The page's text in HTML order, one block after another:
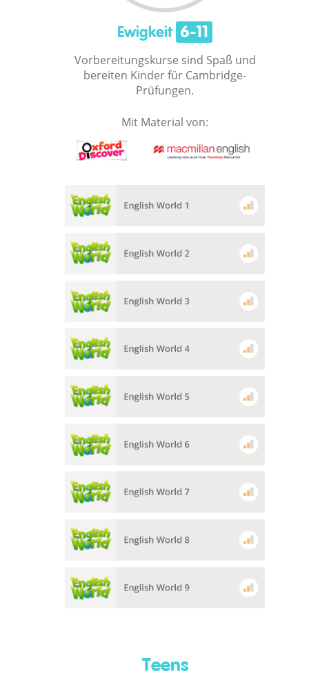
Ewigkeit 6-11
Vorbereitungskurse sind Spaß und
bereiten Kinder für Cambridge-
Prüfungen.
Mit Material von:
Teens